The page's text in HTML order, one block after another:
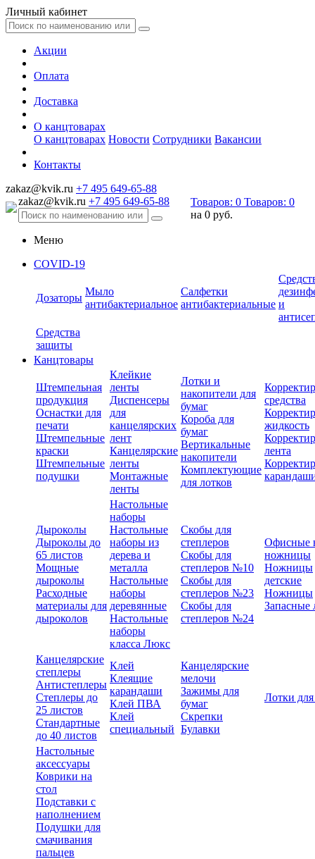
Личный кабинет
Акции
Оплата
Доставка
О канцтоварах
О канцтоварах Новости Сотрудники Вакансии
Контакты
zakaz@kvik.ru +7 495 649-65-88
zakaz@kvik.ru +7 495 649-65-88 Товаров: 0 Товаров: 0
на 0 руб.
Меню
COVID-19
Дозаторы
Мыло
антибактериальное
Салфетки
антибактериальные и
Средства
защиты
Канцтовары
Штемпельная
продукция
Оснастки для
печати
Штемпельные
краски
Штемпельные
подушки
Клейкие
ленты
Диспенсеры
для
канцелярских
лент
Канцелярские
ленты
Монтажные
ленты
Лотки и
накопители для
бумаг
Короба для
бумаг
Вертикальные
накопители
Комплектующие
для лотков
средства
жидкость
лента
Дыроколы
Дыроколы до
65 листов
Мощные
дыроколы
Расходные
материалы для
дыроколов
Настольные
наборы
Настольные
наборы из
дерева и
металла
Настольные
наборы
деревянные
Настольные
наборы
класса Люкс
Скобы для
степлеров
Скобы для
степлеров №10
Скобы для
степлеров №23
Скобы для
степлеров №24
Офисные
ножницы
Ножницы
детские
Ножницы
Запасные
Канцелярские
степлеры
Антистеплеры
Степлеры до
25 листов
Стандартные
до 40 листов
Клей
Клеящие
карандаши
Клей ПВА
Клей
специальный
Канцелярские
мелочи
Зажимы для
бумаг
Скрепки
Булавки
Лотки
Настольные
аксессуары
Коврики на
стол
Подставки с
наполнением
Подушки для
смачивания
пальцев